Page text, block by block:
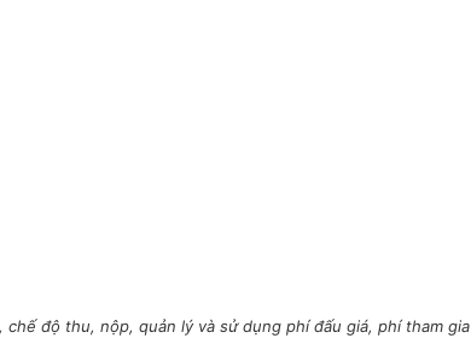
độ thu, nộp, quản lý và sử dụng phí đấu giá, phí tham gia